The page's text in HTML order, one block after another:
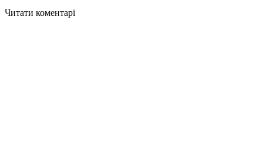
Читати коментарі